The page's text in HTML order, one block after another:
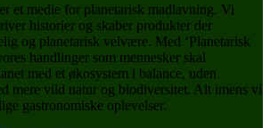
et medie for planetarisk madlavning. Vi
historier og skaber produkter der
og planetarisk velvære. Med ‘Planetarisk
handlinger som mennesker skal
med et økosystem i balance, uden
mere vild natur og biodiversitet. Alt imens vi
gastronomiske oplevelser.